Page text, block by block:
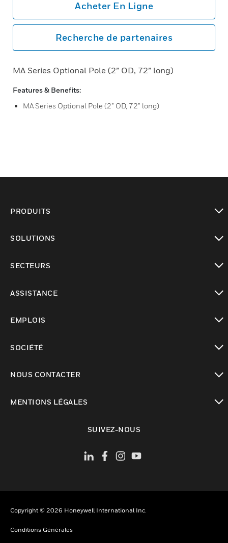
Acheter En Ligne
Recherche de partenaires
MA Series Optional Pole (2” OD, 72” long)
Features & Benefits:
MA Series Optional Pole (2” OD, 72” long)
PRODUITS
SOLUTIONS
SECTEURS
ASSISTANCE
EMPLOIS
SOCIÉTÉ
NOUS CONTACTER
MENTIONS LÉGALES
SUIVEZ-NOUS
Copyright © 2026 Honeywell International Inc.
Conditions Générales